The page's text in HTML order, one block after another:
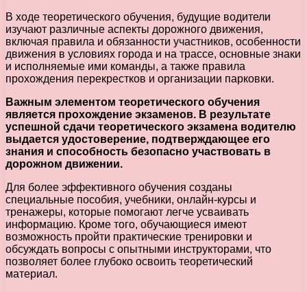
В ходе теоретического обучения, будущие водители
изучают различные аспекты дорожного движения,
включая правила и обязанности участников, особенности
движения в условиях города и на трассе, основные знаки
и исполняемые ими команды, а также правила
прохождения перекрестков и организации парковки.
Важным элементом теоретического обучения
является прохождение экзаменов. В результате
успешной сдачи теоретического экзамена водителю
выдается удостоверение, подтверждающее его
знания и способность безопасно участвовать в
дорожном движении.
Для более эффективного обучения созданы
специальные пособия, учебники, онлайн-курсы и
тренажеры, которые помогают легче усваивать
информацию. Кроме того, обучающиеся имеют
возможность пройти практические тренировки и
обсуждать вопросы с опытными инструкторами, что
позволяет более глубоко освоить теоретический
материал.